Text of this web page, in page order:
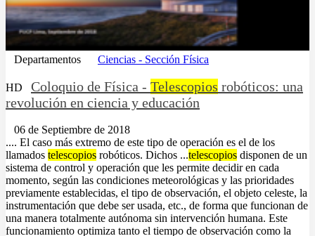
Departamentos Ciencias - Sección Física
HD Coloquio de Física - Telescopios robóticos: una
revolución en ciencia y educación
06 de Septiembre de 2018
.... El caso más extremo de este tipo de operación es el de los
llamados telescopios robóticos. Dichos ...telescopios disponen de un
sistema de control y operación que les permite decidir en cada
momento, según las condiciones meteorológicas y las prioridades
previamente establecidas, el tipo de observación, el objeto celeste, la
instrumentación que debe ser usada, etc., de forma que funcionan de
una manera totalmente autónoma sin intervención humana. Este
funcionamiento optimiza tanto el tiempo de observación como la